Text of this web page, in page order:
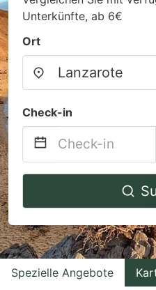
Unterkünfte, ab 6€
Ort
Check-in
Navigate
to
interact
with
the
Spezielle Angebote